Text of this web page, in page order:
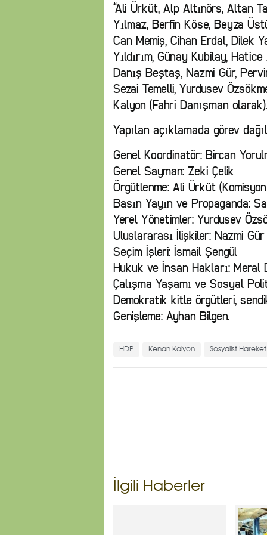
“Ali Ürküt, Alp Altınörs, Altan
Yılmaz, Berfin Köse, Beyza
Can Memiş, Cihan Erdal, Dilek
Yıldırım, Günay Kubilay,
Danış Beştaş, Nazmi Gür,
Sezai Temelli, Yurdusev
Kalyon (Fahri Danışman
Yapılan açıklamada görev
Genel Koordinatör: Bircan
Genel Sayman: Zeki Çelik
Örgütlenme: Ali Ürküt
Basın Yayın ve Propaganda:
Yerel Yönetimler: Yurdusev
Uluslararası İlişkiler: Nazmi Gür
Seçim İşleri: İsmail Şengül
Hukuk ve İnsan Hakları: Meral
Çalışma Yaşamı ve Sosyal
Demokratik kitle örgütleri,
Genişleme: Ayhan Bilgen.
HDP Kenan Kalyon Sosyalist Hareket
İlgili Haberler